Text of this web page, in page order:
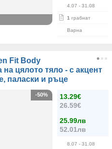
4.07 - 31.08
1 грабнат
Варна
Fit Body
цялото тяло - с акцент
паласки и ръце
13.29€
26.59€
25.99лв
52.01лв
8.07 - 31.08
-50%